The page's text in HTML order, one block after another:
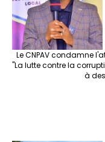
Le CNPAV condamne
"La lutte contre la
à